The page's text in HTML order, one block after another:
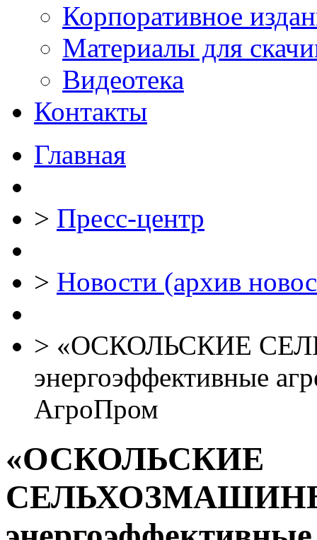
Корпоративное
Материалы для
Видеотека
Контакты
Главная
> Пресс-центр
> Новости (архив
> «ОСКОЛЬСКИЕ
энергоэффективные
АгроПром
«ОСКОЛЬСКИЕ